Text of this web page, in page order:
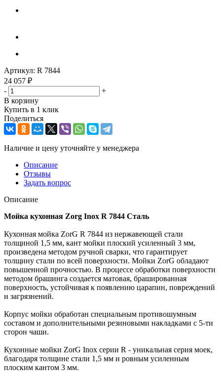
Артикул: R 7844
24 057 ₽
-
+
В корзину
Купить в 1 клик
Поделиться
Наличие и цену уточняйте у менеджера
Описание
Отзывы
Задать вопрос
Описание
Мойка кухонная Zorg Inox R 7844 Сталь
Кухонная мойка ZorG R 7844 из нержавеющей стали
толщиной 1,5 мм, кант мойки плоский усиленный 3 мм,
произведена методом ручной сварки, что гарантирует
толщину стали по всей поверхности. Мойки ZorG обладают
повышенной прочностью. В процессе обработки поверхности
методом брашинга создается матовая, брашированная
поверхность, устойчивая к появлению царапин, повреждений
и загрязнений.
Корпус мойки обработан специальным противошумным
составом и дополнительными резиновыми накладками с 5-ти
сторон чаши.
Кухонные мойки ZorG Inox серии R - уникальная серия моек,
благодаря толщине стали 1,5 мм и ровным усиленным
плоским кантом 3 мм.